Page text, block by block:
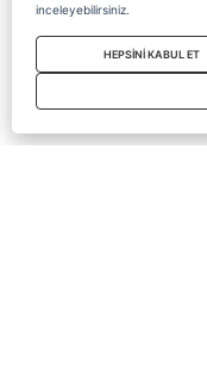
inceleyebilirsiniz.
HEPSİNİ KABUL ET